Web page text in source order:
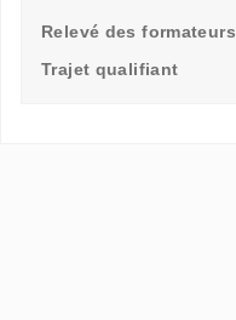
Relevé des formateurs
Trajet qualifiant